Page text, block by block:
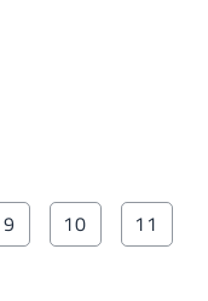
9 10 11